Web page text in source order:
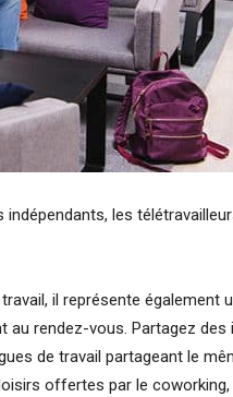
les
il représente également
au rendez-vous. Partagez des
de travail partageant le
offertes par le coworking,